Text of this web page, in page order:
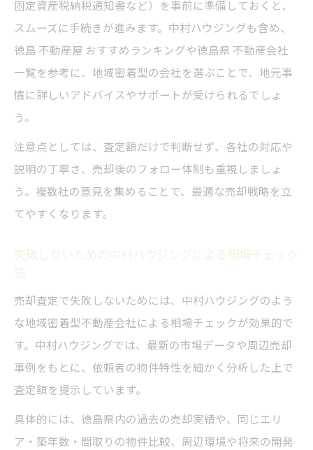
固定資産税納税通知書など）を事前に準備しておくと、
スムーズに手続きが進みます。中村ハウジングも含め、
徳島 不動産屋 おすすめランキングや徳島県 不動産会社
一覧を参考に、地域密着型の会社を選ぶことで、地元事
情に詳しいアドバイスやサポートが受けられるでしょ
う。
注意点としては、査定額だけで判断せず、各社の対応や
説明の丁寧さ、売却後のフォロー体制も重視しましょ
う。複数社の意見を集めることで、最適な売却戦略を立
てやすくなります。
失敗しないための中村ハウジングによる相場チェック
法
売却査定で失敗しないためには、中村ハウジングのよう
な地域密着型不動産会社による相場チェックが効果的で
す。中村ハウジングでは、最新の市場データや周辺売却
事例をもとに、依頼者の物件特性を細かく分析した上で
査定額を提示しています。
具体的には、徳島県内の過去の売却実績や、同じエリ
ア・築年数・間取りの物件比較、周辺環境や将来の開発